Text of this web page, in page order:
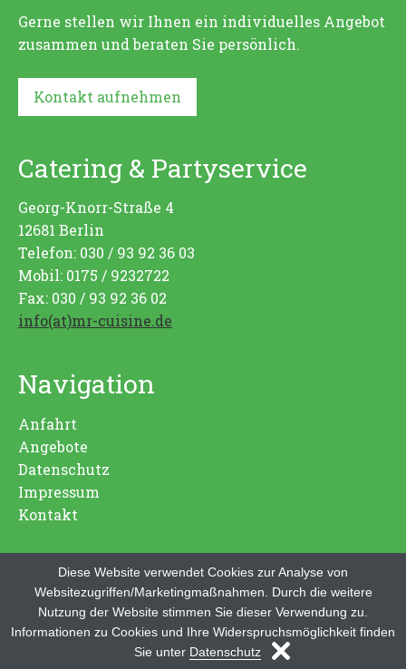
Gerne stellen wir Ihnen ein individuelles Angebot
zusammen und beraten Sie persönlich.
Kontakt aufnehmen
Catering & Partyservice
Georg-Knorr-Straße 4
12681 Berlin
Telefon: 030 / 93 92 36 03
Mobil: 0175 / 9232722
Fax: 030 / 93 92 36 02
info(at)mr-cuisine.de
Navigation
Anfahrt
Angebote
Datenschutz
Impressum
Kontakt
Diese Website verwendet Cookies zur Analyse von
Websitezugriffen/Marketingmaßnahmen. Durch die weitere
Nutzung der Website stimmen Sie dieser Verwendung zu.
Informationen zu Cookies und Ihre Widerspruchsmöglichkeit finden
Sie unter Datenschutz